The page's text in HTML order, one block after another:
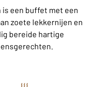
is een buffet met een
zoete lekkernijen en
bereide hartige